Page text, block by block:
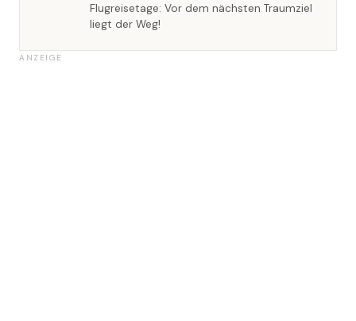
Flugreisetage: Vor dem nächsten Traumziel
liegt der Weg!
ANZEIGE